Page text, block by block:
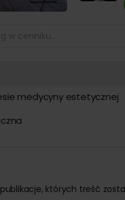
medycyny estetycznej
których treść